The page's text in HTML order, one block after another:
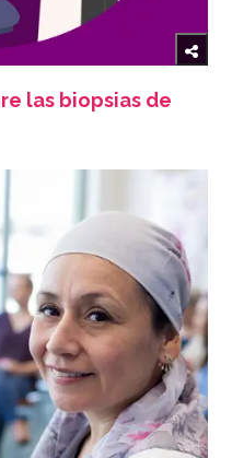
las biopsias de